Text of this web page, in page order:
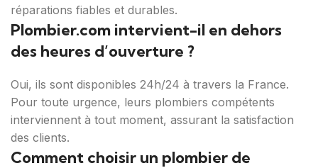
réparations fiables et durables.
Plombier.com intervient-il en dehors
des heures d’ouverture ?
Oui, ils sont disponibles 24h/24 à travers la France.
Pour toute urgence, leurs plombiers compétents
interviennent à tout moment, assurant la satisfaction
des clients.
Comment choisir un plombier de